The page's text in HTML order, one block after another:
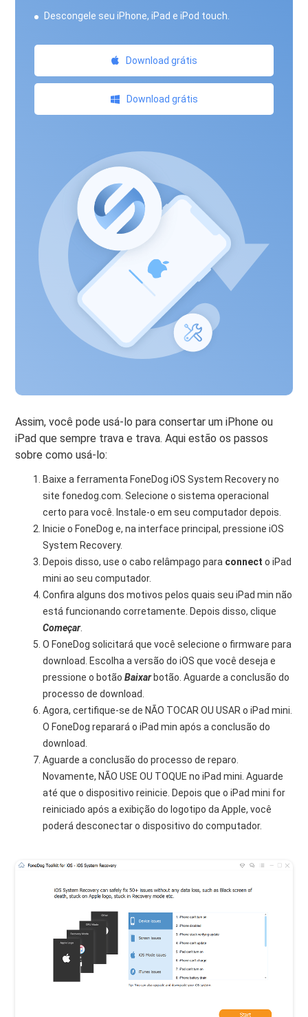
Descongele seu iPhone, iPad e iPod touch.
Download grátis
Download grátis
Assim, você pode usá-lo para consertar um iPhone ou
iPad que sempre trava e trava. Aqui estão os passos
sobre como usá-lo:
Baixe a ferramenta FoneDog iOS System Recovery no
site fonedog.com. Selecione o sistema operacional
certo para você. Instale-o em seu computador depois.
Inicie o FoneDog e, na interface principal, pressione iOS
System Recovery.
Depois disso, use o cabo relâmpago para connect o iPad
mini ao seu computador.
Confira alguns dos motivos pelos quais seu iPad min não
está funcionando corretamente. Depois disso, clique
Começar.
O FoneDog solicitará que você selecione o firmware para
download. Escolha a versão do iOS que você deseja e
pressione o botãoBaixarbotão. Aguarde a conclusão do
processo de download.
Agora, certifique-se de NÃO TOCAR OU USAR o iPad mini.
O FoneDog reparará o iPad min após a conclusão do
download.
Aguarde a conclusão do processo de reparo.
Novamente, NÃO USE OU TOQUE no iPad mini. Aguarde
até que o dispositivo reinicie. Depois que o iPad mini for
reiniciado após a exibição do logotipo da Apple, você
poderá desconectar o dispositivo do computador.